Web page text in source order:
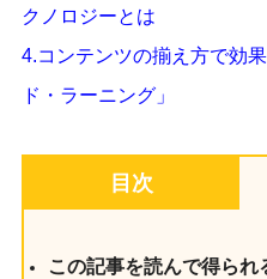
クノロジーとは
4.コンテンツの揃え方で効
ド・ラーニング」
目次
この記事を読んで得られ